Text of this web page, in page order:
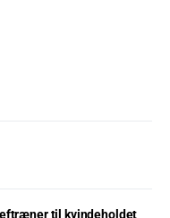
til kvindeholdet